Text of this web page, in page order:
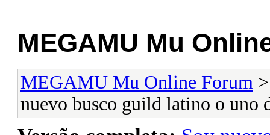
MEGAMU Mu
MEGAMU Mu Online Forum
nuevo busco guild latino o uno